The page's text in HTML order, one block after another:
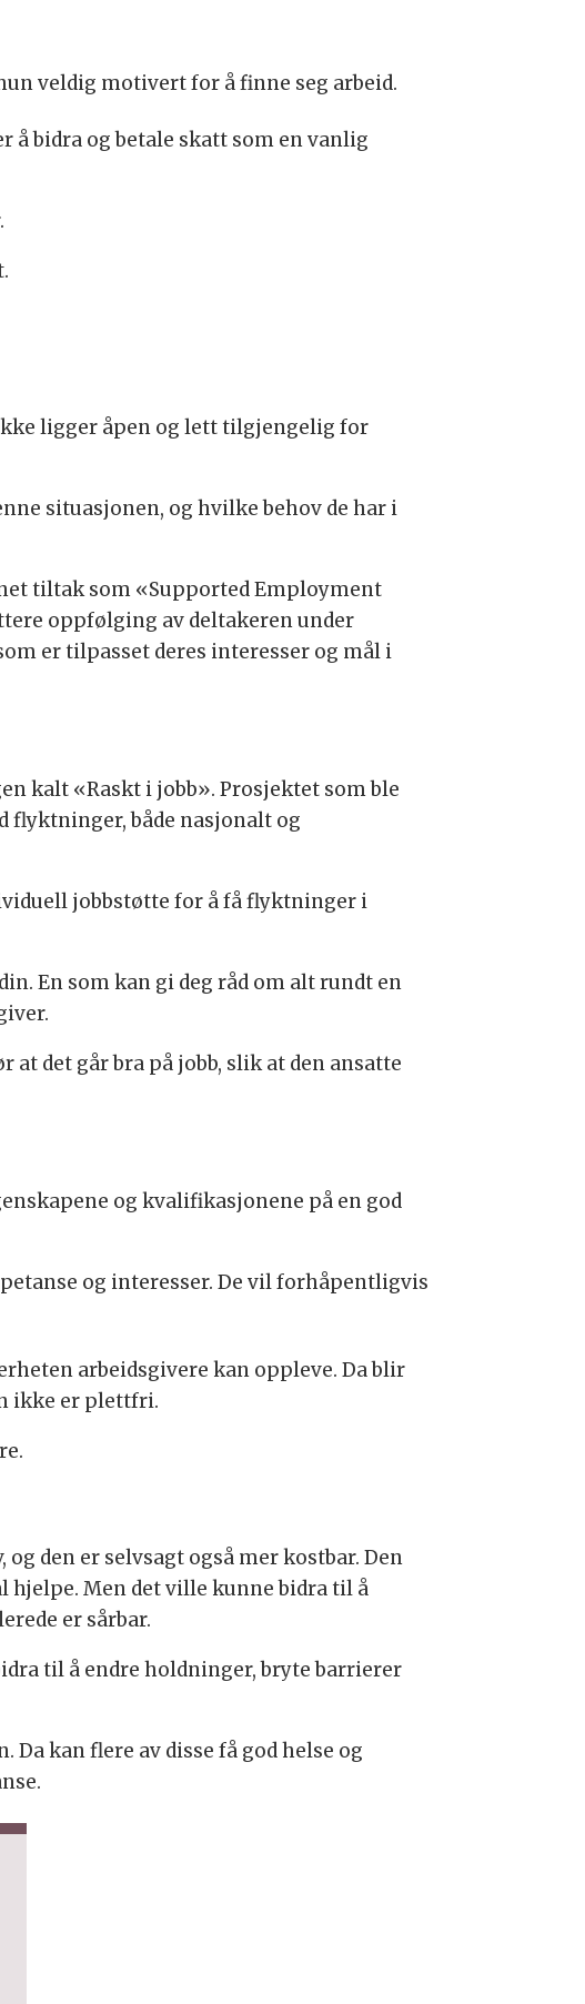
veldig motivert for å finne seg arbeid.
å bidra og betale skatt som en vanlig
ligger åpen og lett tilgjengelig for
situasjonen, og hvilke behov de har i
tiltak som «Supported Employment
oppfølging av deltakeren under
er tilpasset deres interesser og mål i
kalt «Raskt i jobb». Prosjektet som ble
flyktninger, både nasjonalt og
jobbstøtte for å få flyktninger i
En som kan gi deg råd om alt rundt en
det går bra på jobb, slik at den ansatte
og kvalifikasjonene på en god
og interesser. De vil forhåpentligvis
arbeidsgivere kan oppleve. Da blir
ikke er plettfri.
den er selvsagt også mer kostbar. Den
hjelpe. Men det ville kunne bidra til å
er sårbar.
til å endre holdninger, bryte barrierer
kan flere av disse få god helse og